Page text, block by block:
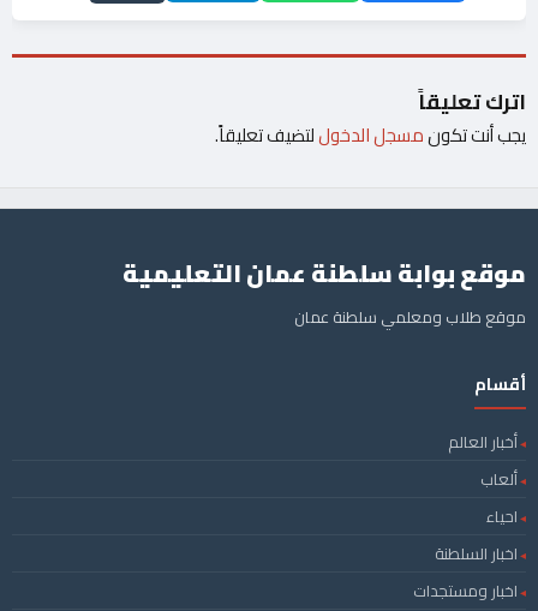
اترك تعليقاً
يجب أنت تكونمسجل الدخوللتضيف تعليقاً.
موقع بوابة سلطنة عمان التعليمية
موقع طلاب ومعلمي سلطنة عمان
أقسام
أخبار العالم
ألعاب
احياء
اخبار السلطنة
اخبار ومستجدات